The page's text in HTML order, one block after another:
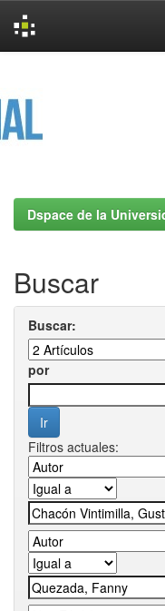
Dspace de la
Buscar
Buscar:
por
Filtros actuales: